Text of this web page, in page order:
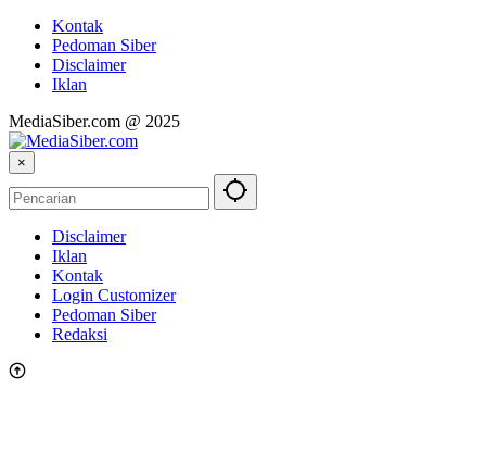
Kontak
Pedoman Siber
Disclaimer
Iklan
MediaSiber.com @ 2025
×
Disclaimer
Iklan
Kontak
Login Customizer
Pedoman Siber
Redaksi